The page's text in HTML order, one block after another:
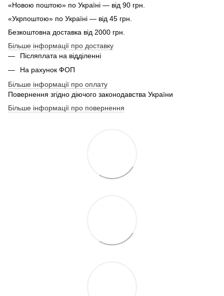
«Новою поштою» по Україні — від 90 грн.
«Укрпоштою» по Україні — від 45 грн.
Безкоштовна доставка від 2000 грн.
Більше інформації про доставку
Післяплата на відділенні
На рахунок ФОП
Більше інформації про оплату
Повернення згідно діючого законодавства України
Більше інформації про повернення